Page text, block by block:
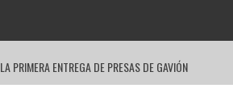
PRIMERA ENTREGA DE PRESAS DE GAVIÓN